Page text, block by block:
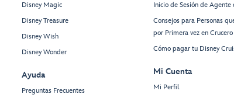
Disney Magic
Disney Treasure
Disney Wish
Disney Wonder
Ayuda
Preguntas Frecuentes
Inicio de Sesión de Agente
Consejos para Personas
por Primera vez en Crucero
Cómo pagar tu Disney
Mi Cuenta
Mi Perfil